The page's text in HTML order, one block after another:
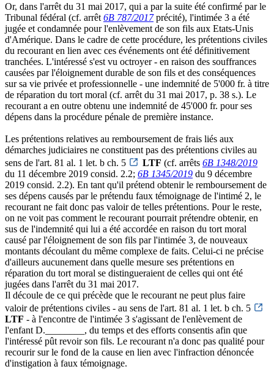
Or, dans l'arrêt du 31 mai 2017, qui a par la suite été confirmé par le
Tribunal fédéral (cf. arrêt 6B 787/2017précité), l'intimée 3 a été
jugée et condamnée pour l'enlèvement de son fils aux Etats-Unis
d'Amérique. Dans le cadre de cette procédure, les prétentions civiles
du recourant en lien avec ces événements ont été définitivement
tranchées. L'intéressé s'est vu octroyer - en raison des souffrances
causées par l'éloignement durable de son fils et des conséquences
sur sa vie privée et professionnelle - une indemnité de 5'000 fr. à titre
de réparation du tort moral (cf. arrêt du 31 mai 2017, p. 38 s.). Le
recourant a en outre obtenu une indemnité de 45'000 fr. pour ses
dépens dans la procédure pénale de première instance.
Les prétentions relatives au remboursement de frais liés aux
démarches judiciaires ne constituent pas des prétentions civiles au
sens de l'art. 81 al. 1 let. b ch. 5
LTF (cf. arrêts 6B 1348/2019
du 11 décembre 2019 consid. 2.2; 6B 1345/2019 du 9 décembre
2019 consid. 2.2). En tant qu'il prétend obtenir le remboursement de
ses dépens causés par le prétendu faux témoignage de l'intimé 2, le
recourant ne fait donc pas valoir de telles prétentions. Pour le reste,
on ne voit pas comment le recourant pourrait prétendre obtenir, en
sus de l'indemnité qui lui a été accordée en raison du tort moral
causé par l'éloignement de son fils par l'intimée 3, de nouveaux
montants découlant du même complexe de faits. Celui-ci ne précise
d'ailleurs aucunement dans quelle mesure ses prétentions en
réparation du tort moral se distingueraient de celles qui ont été
jugées dans l'arrêt du 31 mai 2017.
Il découle de ce qui précède que le recourant ne peut plus faire
valoir de prétentions civiles - au sens de l'art. 81 al. 1 let. b ch. 5
LTF - à l'encontre de l'intimée 3 s'agissant de l'enlèvement de
l'enfant D.________, du temps et des efforts consentis afin que
l'intéressé pût revoir son fils. Le recourant n'a donc pas qualité pour
recourir sur le fond de la cause en lien avec l'infraction dénoncée
d'instigation à faux témoignage.